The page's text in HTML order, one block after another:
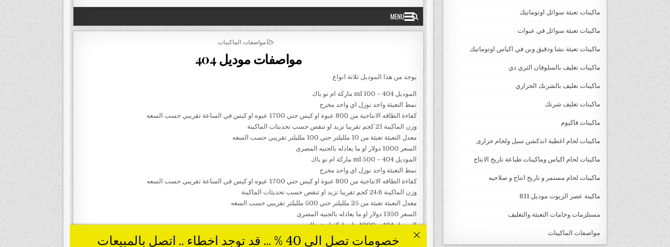
ماكينات تعبئة سوائل اوتوماتيك
ماكينات تعبئة سوائل في عبوات
ماكينات تعبئة نشا ودقيق وبن في اكياس اوتوماتيك
ماكينات تغليف بالسلوفان الثري دي
ماكينات تغليف بالشرنك الحراري
ماكينات تغليف شرنك
ماكينات فاكيوم
ماكينات لحام اغطية اندكشن سيل ولحام حرارى
ماكينات لحام اكياس وماكينات طباعة تاريخ الانتاج
ماكينات لحام مستمر و تاريخ انتاج و صلاحيه
ماكينة عصر الزيوت موديل 811
مستلزمات وخامات التعبئة والتغليف
مواصفات الماكينات